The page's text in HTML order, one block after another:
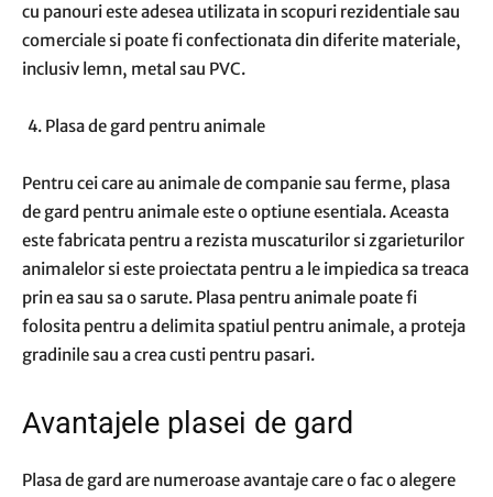
cu panouri este adesea utilizata in scopuri rezidentiale sau
comerciale si poate fi confectionata din diferite materiale,
inclusiv lemn, metal sau PVC.
Plasa de gard pentru animale
Pentru cei care au animale de companie sau ferme, plasa
de gard pentru animale este o optiune esentiala. Aceasta
este fabricata pentru a rezista muscaturilor si zgarieturilor
animalelor si este proiectata pentru a le impiedica sa treaca
prin ea sau sa o sarute. Plasa pentru animale poate fi
folosita pentru a delimita spatiul pentru animale, a proteja
gradinile sau a crea custi pentru pasari.
Avantajele plasei de gard
Plasa de gard are numeroase avantaje care o fac o alegere